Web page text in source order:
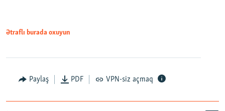
Ətraflı burada oxuyun
Paylaş PDF VPN-siz açmaq